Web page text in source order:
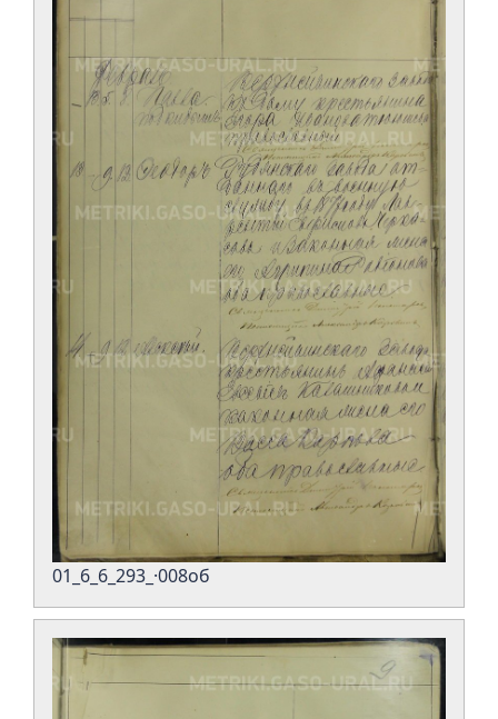
01_6_6_293_·008об